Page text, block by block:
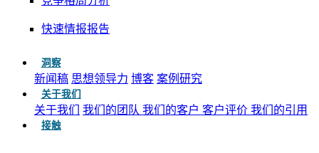
快速情报报告
洞察
新闻稿 思想领导力 博客 案例研究
关于我们
关于我们 我们的团队 我们的客户 客户评价 我们的引用
接触